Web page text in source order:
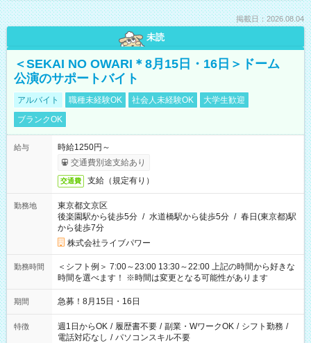
掲載日：2026.08.04
未読
＜SEKAI NO OWARI＊8月15日・16日＞ドーム
公演のサポートバイト
アルバイト 職種未経験OK 社会人未経験OK
大学生歓迎
ブランクOK
給与
時給1250円～
交通費別途支給あり
交通費 支給（規定有り）
勤務地
東京都文京区
後楽園駅から徒歩5分 / 水道橋駅から徒歩5分 / 春日(東京都)駅
から徒歩7分
株式会社ライブパワー
勤務時間
＜シフト例＞ 7:00～23:00 13:30～22:00 上記の時間から好きな
時間を選べます！ ※時間は変更となる可能性があります
期間 急募！8月15日・16日
特徴 週1日からOK / 履歴書不要 / 副業・WワークOK / シフト勤務 /
電話対応なし / パソコンスキル不要